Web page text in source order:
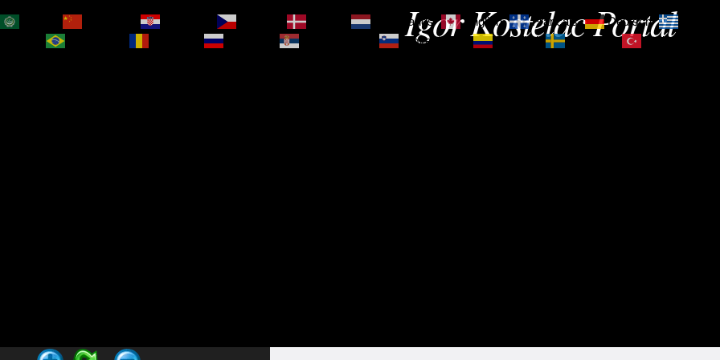
Igor Kostelac Portal
Nederlands English Français Deutsch
Slovenščina Español Svenska Türkçe